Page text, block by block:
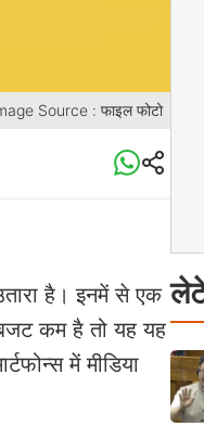
Source : फाइल फोटो
है। इनमें से एक
कम है तो यह यह
में मीडिया